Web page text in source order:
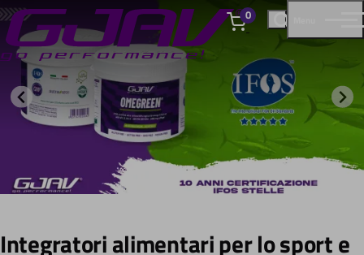
0
elementi
Integratori alimentari per lo sport e